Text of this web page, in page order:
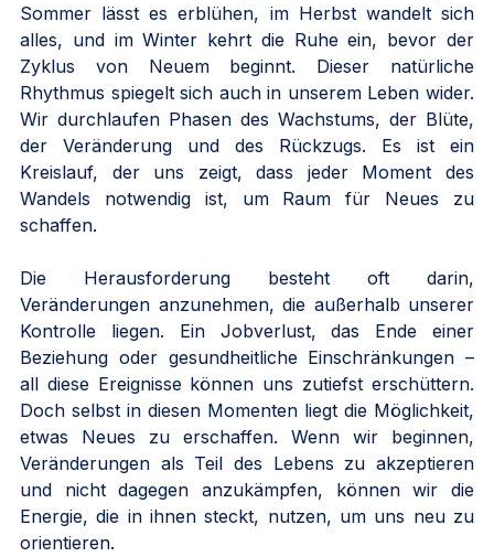
Sommer lässt es erblühen, im Herbst wandelt sich
alles, und im Winter kehrt die Ruhe ein, bevor der
Zyklus von Neuem beginnt. Dieser natürliche
Rhythmus spiegelt sich auch in unserem Leben wider.
Wir durchlaufen Phasen des Wachstums, der Blüte,
der Veränderung und des Rückzugs. Es ist ein
Kreislauf, der uns zeigt, dass jeder Moment des
Wandels notwendig ist, um Raum für Neues zu
schaffen.
Die Herausforderung besteht oft darin,
Veränderungen anzunehmen, die außerhalb unserer
Kontrolle liegen. Ein Jobverlust, das Ende einer
Beziehung oder gesundheitliche Einschränkungen –
all diese Ereignisse können uns zutiefst erschüttern.
Doch selbst in diesen Momenten liegt die Möglichkeit,
etwas Neues zu erschaffen. Wenn wir beginnen,
Veränderungen als Teil des Lebens zu akzeptieren
und nicht dagegen anzukämpfen, können wir die
Energie, die in ihnen steckt, nutzen, um uns neu zu
orientieren.